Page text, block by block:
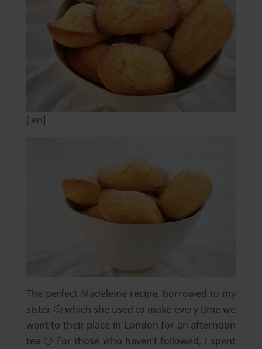
[:en]
The perfect Madeleine recipe, borrowed to my
sister 🙂 which she used to make every time we
went to their place in London for an afternoon
tea 🙂 For those who haven’t followed, I spent